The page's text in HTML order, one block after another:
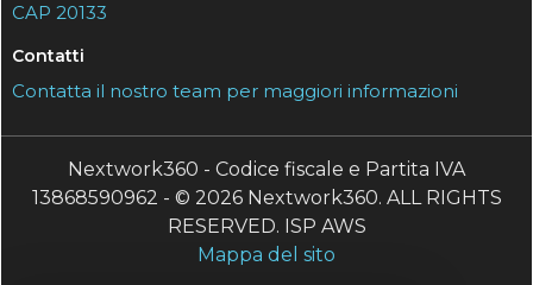
CAP 20133
Contatti
Contatta il nostro team per maggiori informazioni
Nextwork360 - Codice fiscale e Partita IVA
13868590962 - © 2026 Nextwork360. ALL RIGHTS
RESERVED. ISP AWS
Mappa del sito